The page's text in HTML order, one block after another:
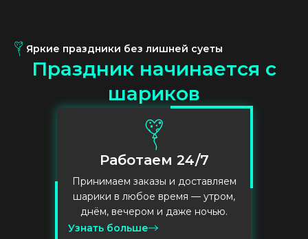
Яркие праздники без лишней суеты
Праздник начинается с
шариков
Работаем 24/7
Принимаем заказы и доставляем
шарики в любое время — утром,
днём, вечером и даже ночью.
Узнать больше